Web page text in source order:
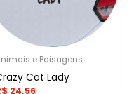
e Paisagens
Cat Lady
24,56